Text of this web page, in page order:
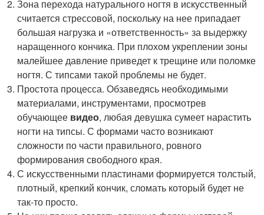
Зона перехода натурального ногтя в искусственный
считается стрессовой, поскольку на нее припадает
большая нагрузка и «ответственность» за выдержку
наращенного кончика. При плохом укреплении зоны
малейшее давление приведет к трещине или поломке
ногтя. С типсами такой проблемы не будет.
Простота процесса. Обзаведясь необходимыми
материалами, инструментами, просмотрев
обучающее видео, любая девушка сумеет нарастить
ногти на типсы. С формами часто возникают
сложности по части правильного, ровного
формирования свободного края.
С искусственными пластинами формируется толстый,
плотный, крепкий кончик, сломать который будет не
так-то просто.